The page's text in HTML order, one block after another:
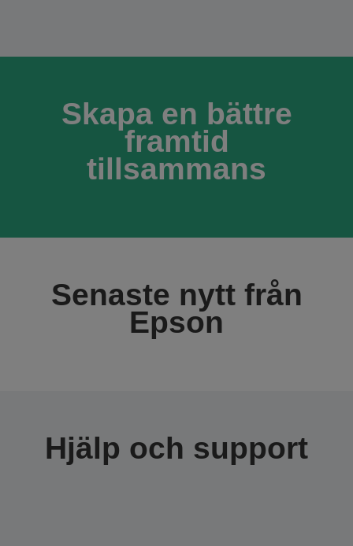
Skapa en bättre
framtid
tillsammans
Senaste nytt från
Epson
Hjälp och support